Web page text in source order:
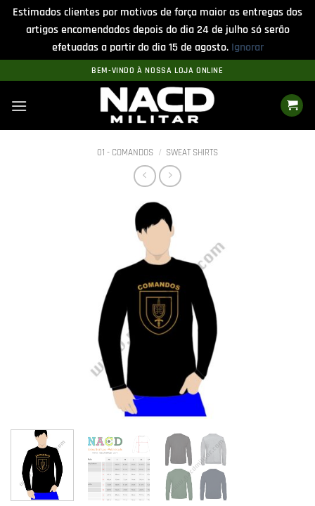
Estimados clientes por motivos de força maior as entregas dos
artigos encomendados depois do dia 24 de julho só serão
efetuadas a partir do dia 15 de agosto. Ignorar
to
content
BEM-VINDO À NOSSA LOJA ONLINE
01 - COMANDOS / SWEAT SHIRTS